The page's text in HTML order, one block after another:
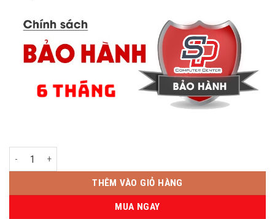
Bàn phím Laptop Dell N7110 , V3750 , 17R - số lượng
THÊM VÀO GIỎ HÀNG
MUA NGAY